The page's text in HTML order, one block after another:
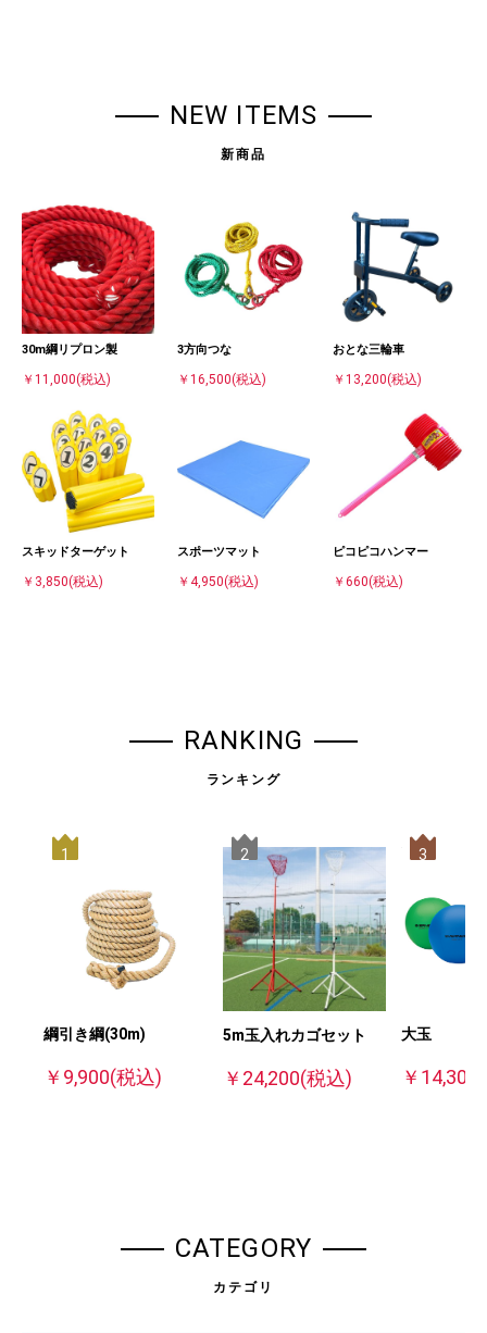
NEW ITEMS
新商品
30m綱リプロン製
￥11,000(税込)
3方向つな
￥16,500(税込)
おとな三輪車
￥13,200(税込)
スキッドターゲット
￥3,850(税込)
スポーツマット
￥4,950(税込)
ピコピコハンマー
￥660(税込)
RANKING
ランキング
1
綱引き綱(30m)
￥9,900(税込)
2
5m玉入れカゴセット
￥24,200(税込)
3
大玉
￥14,300
CATEGORY
カテゴリ